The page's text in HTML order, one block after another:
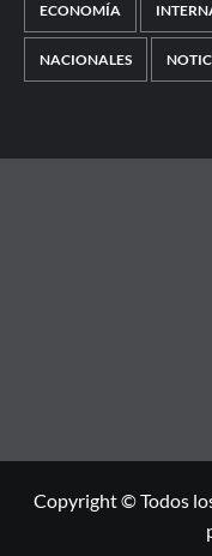
ECONOMÍA
NACIONALES
Copyright © Todos